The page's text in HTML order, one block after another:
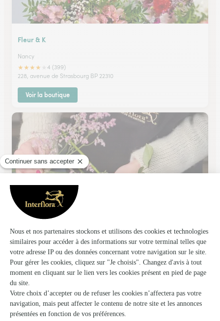
Fleur & K
Nancy
★★★★
4 (399)
228, avenue de Strasbourg BP 22310
Voir la boutique
Yanna Fleurs
Nancy
14 place des Vosges
Voir la boutique